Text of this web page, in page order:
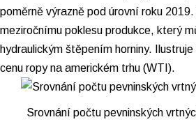
poměrně výrazně pod úrovní roku
meziročnímu poklesu produkce, který
hydraulickým štěpením horniny.
cenu ropy na americkém trhu (WTI).
Srovnání počtu pevninských